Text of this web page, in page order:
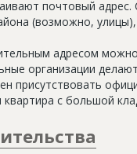
почтовый
(возможно,
адресом можно
организации
присутствовать
с большой